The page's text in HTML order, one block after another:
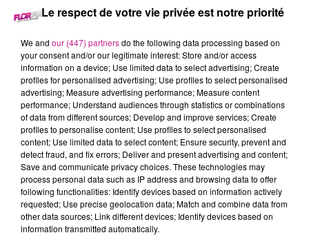
digestion.
1h06
1h06
MAUVAIS DJO
Pile (gospel)
1h02
1h02
DAVID GUETTA
Love Don't Let Me Go
1h00
1h00
CLAUDIO CAPEO
Qu'est Ce Qu'il Me
Restera?
0h57
0h57 0h53
0h53
Le respect de votre vie privée est notre priorité
We and our (447) partnersdo the following data processing based on
your consent and/or our legitimate interest: Store and/or access
information on a device; Use limited data to select advertising; Create
profiles for personalised advertising; Use profiles to select personalised
advertising; Measure advertising performance; Measure content
performance; Understand audiences through statistics or combinations
of data from different sources; Develop and improve services; Create
profiles to personalise content; Use profiles to select personalised
content; Use limited data to select content; Ensure security, prevent and
detect fraud, and fix errors; Deliver and present advertising and content;
Save and communicate privacy choices. These technologies may
process personal data such as IP address and browsing data to offer
following functionalities: Identify devices based on information actively
requested; Use precise geolocation data; Match and combine data from
other data sources; Link different devices; Identify devices based on
information transmitted automatically.